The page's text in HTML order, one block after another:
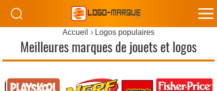
Accueil Logos populaires
Meilleures marques de jouets et logos